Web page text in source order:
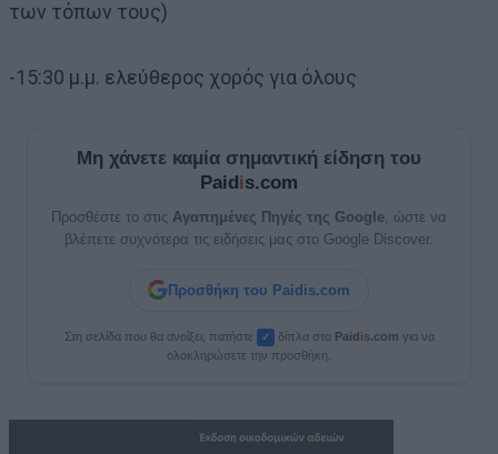
των τόπων τους)
-15:30 μ.μ. ελεύθερος χορός για όλους
Μη χάνετε καμία σημαντική είδηση του
Paidis.com
Προσθέστε το στις Αγαπημένες Πηγές της Google , ώστε να
βλέπετε συχνότερα τις ειδήσεις μας στο Google Discover.
Προσθήκη του Paidis.com
Στη σελίδα που θα ανοίξει, πατήστε ✓ δίπλα στο Paidis.com για να
ολοκληρώσετε την προσθήκη.